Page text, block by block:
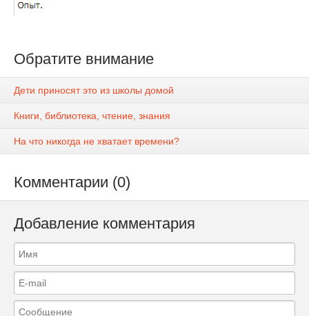
Обратите внимание
Дети приносят это из школы домой
Книги, библиотека, чтение, знания
На что никогда не хватает времени?
Комментарии (0)
Добавление комментария